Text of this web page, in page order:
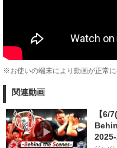
※お使いの端末により動画が正常に
関連動画
【6/